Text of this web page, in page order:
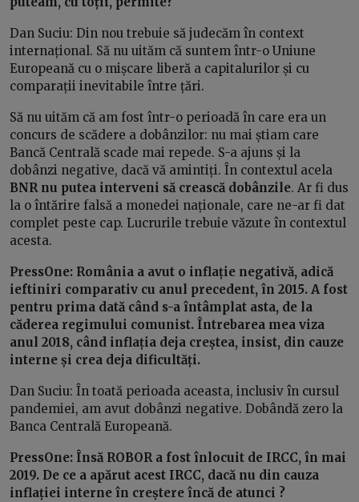
Dan Suciu: Din nou trebuie să judecăm în context
internațional. Să nu uităm că suntem într-o Uniune
Europeană cu o mișcare liberă a capitalurilor și cu
comparații inevitabile între țări.
Să nu uităm că am fost într-o perioadă în care era un
concurs de scădere a dobânzilor: nu mai știam care
Bancă Centrală scade mai repede. S-a ajuns și la
dobânzi negative, dacă vă amintiți. În contextul acela
BNR nu putea interveni să crească dobânzile. Ar fi dus
la o întărire falsă a monedei naționale, care ne-ar fi dat
complet peste cap. Lucrurile trebuie văzute în contextul
acesta.
PressOne: România a avut o inflație negativă, adică
ieftiniri comparativ cu anul precedent, în 2015. A fost
pentru prima dată când s-a întâmplat asta, de la
căderea regimului comunist. Întrebarea mea viza
anul 2018, când inflația deja creștea, insist, din cauze
interne și crea deja dificultăți.
Dan Suciu: În toată perioada aceasta, inclusiv în cursul
pandemiei, am avut dobânzi negative. Dobândă zero la
Banca Centrală Europeană.
PressOne: Însă ROBOR a fost înlocuit de IRCC, în mai
2019. De ce a apărut acest IRCC, dacă nu din cauza
inflației interne în creștere încă de atunci ?